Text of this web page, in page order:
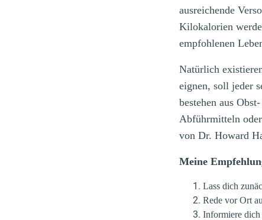
ausreichende
Kilokalorien
empfohlenen
Natürlich
eignen, soll jeder
bestehen aus
Abführmitteln
von Dr. Howard
Meine
Lass dich
Rede vor Ort
Informiere dich